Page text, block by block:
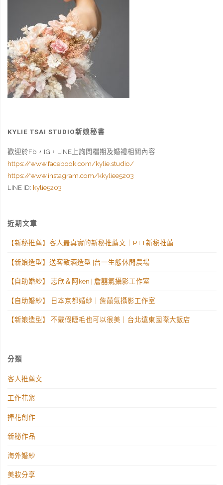
KYLIE TSAI STUDIO新娘秘書
歡迎於Fb，IG，LINE上詢問檔期及婚禮相關內容
https://www.facebook.com/kylie.studio/
https://www.instagram.com/kkyliee5203
LINE ID: kylie5203
近期文章
【新秘推薦】客人最真實的新秘推薦文｜PTT新秘推薦
【新娘造型】送客敬酒造型 |台一生態休閒農場
【自助婚紗】 志欣＆阿ken | 詹囍氣攝影工作室
【自助婚紗】 日本京都婚紗｜詹囍氣攝影工作室
【新娘造型】 不戴假睫毛也可以很美｜台北遠東國際大飯店
分類
客人推薦文
工作花絮
捧花創作
新秘作品
海外婚紗
美妝分享